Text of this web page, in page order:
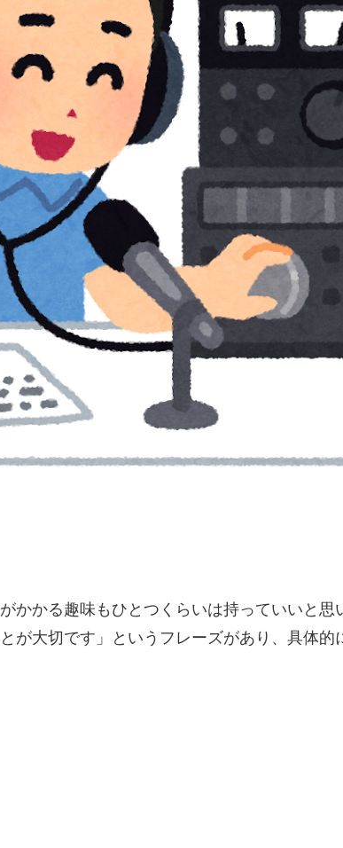
かかる趣味もひとつくらいは持っていいと思
が大切です」というフレーズがあり、具体的